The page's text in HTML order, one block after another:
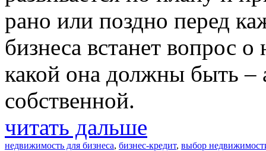
рано или поздно перед
бизнеса встанет вопрос
какой она должны быть –
собственной.
читать дальше
недвижимость для бизнеса, бизнес-кредит, выбор